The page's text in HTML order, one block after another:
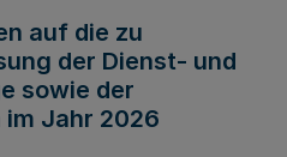
auf die zu
der Dienst- und
sowie der
Jahr 2026